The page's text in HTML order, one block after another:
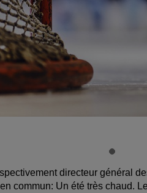
directeur général
commun: Un été très chaud.